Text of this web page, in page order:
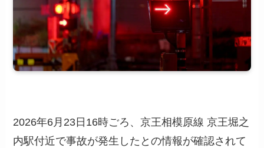
2026年6月23日16時ごろ、京王相模原線 京王堀之
内駅付近で事故が発生したとの情報が確認されて